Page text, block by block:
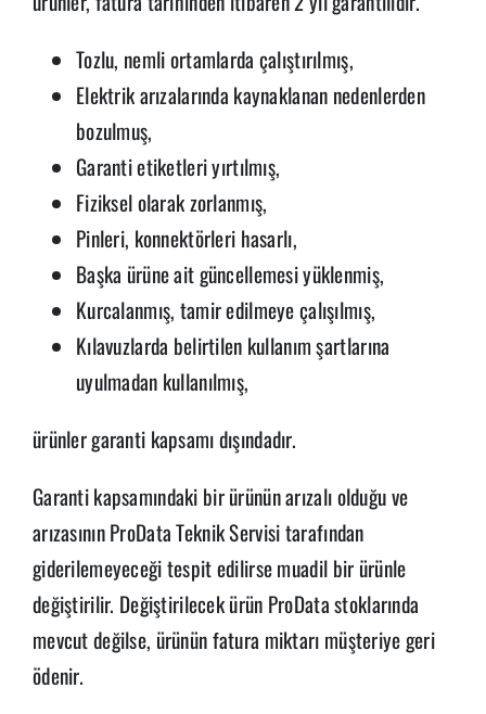
Tozlu, nemli ortamlarda çalıştırılmış,
Elektrik arızalarında kaynaklanan nedenlerden
bozulmuş,
Garanti etiketleri yırtılmış,
Fiziksel olarak zorlanmış,
Pinleri, konnektörleri hasarlı,
Başka ürüne ait güncellemesi yüklenmiş,
Kurcalanmış, tamir edilmeye çalışılmış,
Kılavuzlarda belirtilen kullanım şartlarına
uyulmadan kullanılmış,
ürünler garanti kapsamı dışındadır.
Garanti kapsamındaki bir ürünün arızalı olduğu ve
arızasının ProData Teknik Servisi tarafından
giderilemeyeceği tespit edilirse muadil bir ürünle
değiştirilir. Değiştirilecek ürün ProData stoklarında
mevcut değilse, ürünün fatura miktarı müşteriye geri
ödenir.